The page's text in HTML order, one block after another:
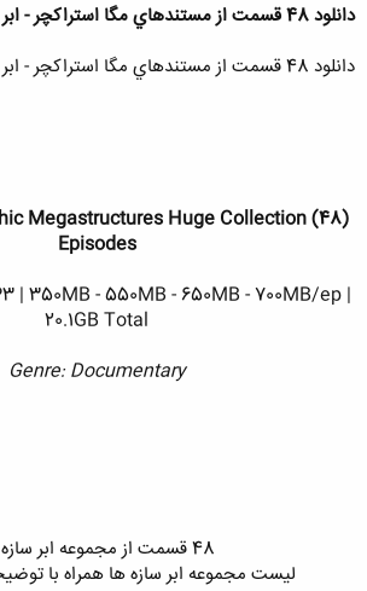
دانلود 48 قسمت از مستندهاي مگا استراكچر - ابر سازه ها
دانلود 48 قسمت از مستندهاي مگا استراكچر - ابر سازه ها
Megastructures Huge Collection (48
Episodes
| 350MB - 550MB - 650MB - 700MB/ep |
20.1GB Total
Genre: Documentary
48 قسمت از مجموعه ابر سازه ها
ليست مجموعه ابر سازه ها همراه با